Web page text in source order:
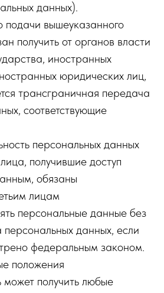
данных).
вышеуказанного
получить от органов власти
иностранных
юридических лиц,
трансграничная передача
соответствующие
персональных данных
получившие доступ
обязаны
лицам
персональные данные без
персональных данных, если
федеральным законом.
положения
может получить любые